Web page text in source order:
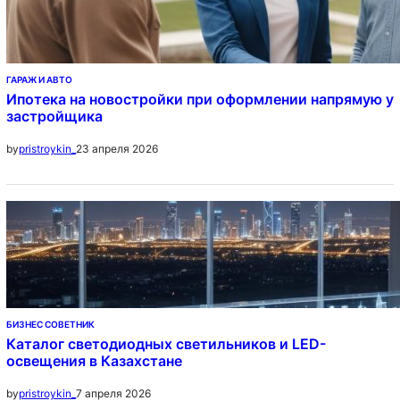
ГАРАЖ И АВТО
Ипотека на новостройки при оформлении напрямую у
застройщика
bypristroykin_ 23 апреля 2026
БИЗНЕС СОВЕТНИК
Каталог светодиодных светильников и LED-
освещения в Казахстане
bypristroykin_ 7 апреля 2026